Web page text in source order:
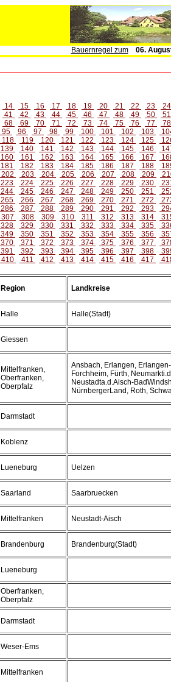
Bauernregel zum
06.
14 15 16 17 18 19 20 21 22 23 24
41 42 43 44 45 46 47 48 49 50 51
68 69 70 71 72 73 74 75 76 77 78
95 96 97 98 99 100 101 102 103
118 119 120 121 122 123 124 125
139 140 141 142 143 144 145 146
160 161 162 163 164 165 166 167
181 182 183 184 185 186 187 188
202 203 204 205 206 207 208 209
223 224 225 226 227 228 229 230
244 245 246 247 248 249 250 251
265 266 267 268 269 270 271 272
286 287 288 289 290 291 292 293
307 308 309 310 311 312 313 314
328 329 330 331 332 333 334 335
349 350 351 352 353 354 355 356
370 371 372 373 374 375 376 377
391 392 393 394 395 396 397 398
410 411 412 413 414 415 416 417
Region Landkreise
Halle Halle(Stadt)
Giessen
Mittelfranken,
Oberfranken,
Oberpfalz
Ansbach, Erlangen,
Forchheim, Fürth,
Neustadta.d.Aisch-
NürnbergerLand, Roth,
Darmstadt
Koblenz
Lueneburg Uelzen
Saarland Saarbruecken
Mittelfranken Neustadt-Aisch
Brandenburg Brandenburg(Stadt)
Lueneburg
Oberfranken,
Oberpfalz
Darmstadt
Weser-Ems
Mittelfranken